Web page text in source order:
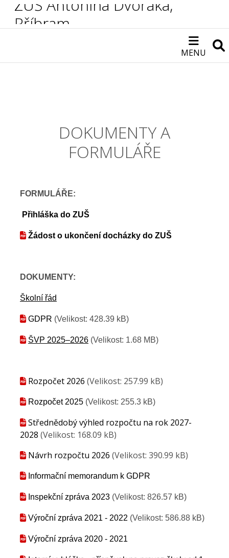
ZUŠ Antonína Dvořáka,
Příbram
MENU
DOKUMENTY A
FORMULÁŘE
FORMULÁŘE:
Přihláška do ZUŠ
Žádost o ukončení docházky do ZUŠ
DOKUMENTY:
Školní řád
GDPR (Velikost: 428.39 kB)
ŠVP 2025–2026 (Velikost: 1.68 MB)
Rozpočet 2026 (Velikost: 257.99 kB)
Rozpočet 2025 (Velikost: 255.3 kB)
Střednědobý výhled rozpočtu na rok 2027-
2028 (Velikost: 168.09 kB)
Návrh rozpočtu 2026 (Velikost: 390.99 kB)
Informační memorandum k GDPR
Inspekční zpráva 2023 (Velikost: 826.57 kB)
Výroční zpráva 2021 - 2022 (Velikost: 586.88 kB)
Výroční zpráva 2020 - 2021